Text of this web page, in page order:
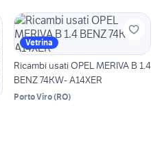
Vetrina
Ricambi usati OPEL MERIVA B 1.4
BENZ 74KW- A14XER
Porto Viro(RO)